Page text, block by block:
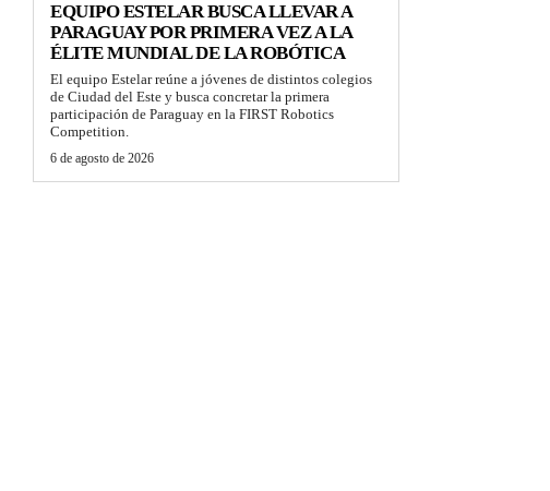
EQUIPO ESTELAR BUSCA LLEVAR A
PARAGUAY POR PRIMERA VEZ A LA
ÉLITE MUNDIAL DE LA ROBÓTICA
El equipo Estelar reúne a jóvenes de distintos colegios
de Ciudad del Este y busca concretar la primera
participación de Paraguay en la FIRST Robotics
Competition.
6 de agosto de 2026